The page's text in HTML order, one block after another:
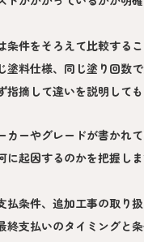
条件をそろえて比較する
塗料仕様、同じ塗り回数で
指摘して違いを説明しても
カーやグレードが書かれ
に起因するのかを把握しま
払条件、追加工事の取り扱
終支払いのタイミングと